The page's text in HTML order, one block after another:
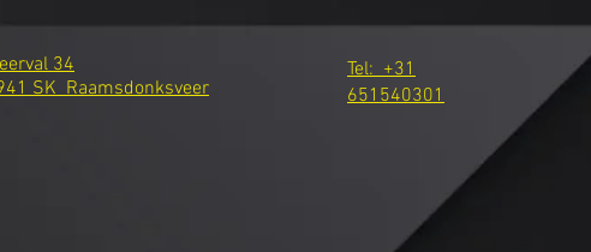
34
SK Raamsdonksveer
Tel: +31
651540301